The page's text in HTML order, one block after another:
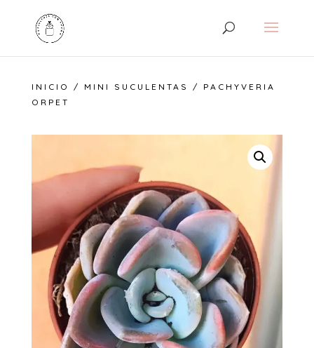
INICIO / MINI SUCULENTAS
/ PACHYVERIA
ORPET